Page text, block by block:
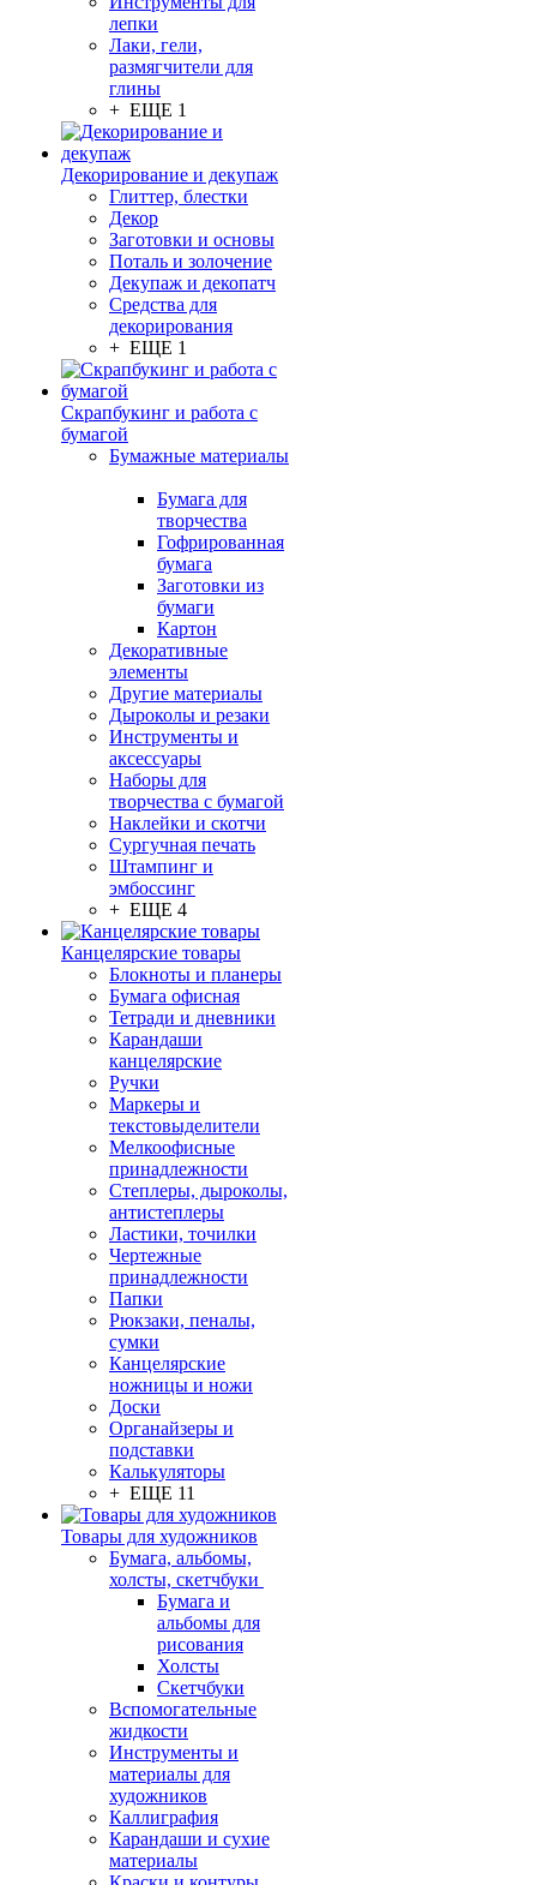
лепки
Лаки, гели,
размягчители для
глины
+ ЕЩЕ 1
Декорирование и декупаж
Глиттер, блестки
Декор
Заготовки и основы
Поталь и золочение
Декупаж и декопатч
Средства для
декорирования
+ ЕЩЕ 1
Скрапбукинг и работа с
бумагой
Бумажные материалы
Бумага для
творчества
Гофрированная
бумага
Заготовки из
бумаги
Картон
Декоративные
элементы
Другие материалы
Дыроколы и резаки
Инструменты и
аксессуары
Наборы для
творчества с бумагой
Наклейки и скотчи
Сургучная печать
Штампинг и
эмбоссинг
+ ЕЩЕ 4
Канцелярские товары
Блокноты и планеры
Бумага офисная
Тетради и дневники
Карандаши
канцелярские
Ручки
Маркеры и
текстовыделители
Мелкоофисные
принадлежности
Степлеры, дыроколы,
антистеплеры
Ластики, точилки
Чертежные
принадлежности
Папки
Рюкзаки, пеналы,
сумки
Канцелярские
ножницы и ножи
Доски
Органайзеры и
подставки
Калькуляторы
+ ЕЩЕ 11
Товары для художников
Бумага, альбомы,
холсты, скетчбуки
Бумага и
альбомы для
рисования
Холсты
Скетчбуки
Вспомогательные
жидкости
Инструменты и
материалы для
художников
Каллиграфия
Карандаши и сухие
материалы